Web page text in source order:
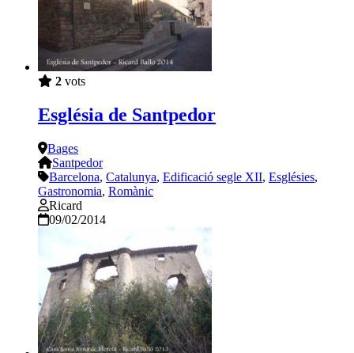
2 vots
Església de Santpedor
Bages
Santpedor
Barcelona, Catalunya, Edificació segle XII, Esglésies,
Gastronomia, Romànic
Ricard
09/02/2014